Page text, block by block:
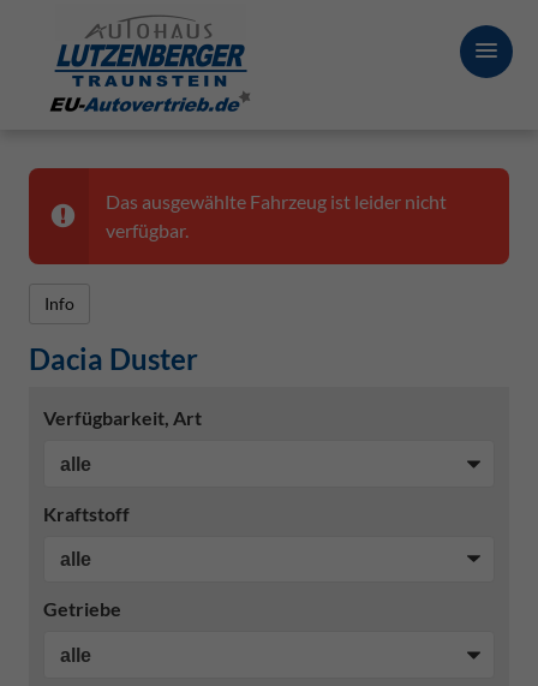
Das ausgewählte Fahrzeug ist leider nicht
verfügbar.
Info
Dacia Duster
Verfügbarkeit, Art
Kraftstoff
Getriebe